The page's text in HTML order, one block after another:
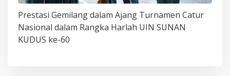
Prestasi Gemilang dalam Ajang Turnamen Catur
Nasional dalam Rangka Harlah UIN SUNAN
KUDUS ke-60